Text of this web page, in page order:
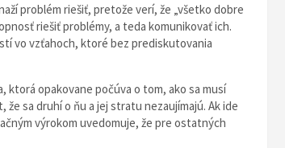
problém riešiť, pretože verí, že „všetko dobre
riešiť problémy, a teda komunikovať ich.
vo vzťahoch, ktoré bez prediskutovania
ktorá opakovane počúva o tom, ako sa musí
sa druhí o ňu a jej stratu nezaujímajú. Ak ide
výrokom uvedomuje, že pre ostatných